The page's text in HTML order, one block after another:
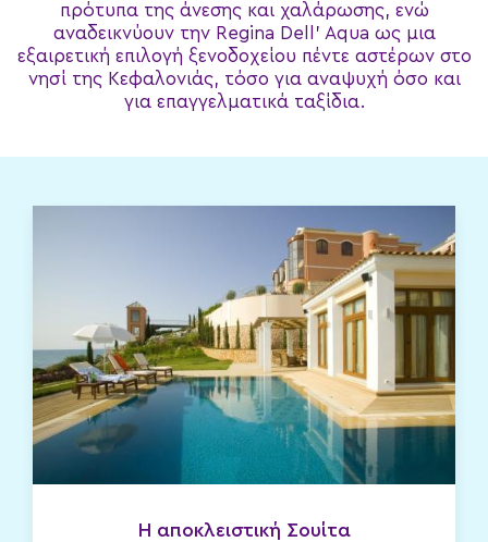
πρότυπα της άνεσης και χαλάρωσης, ενώ
αναδεικνύουν την Regina Dell’ Aqua ως μια
εξαιρετική επιλογή ξενοδοχείου πέντε αστέρων στο
νησί της Κεφαλονιάς, τόσο για αναψυχή όσο και
για επαγγελματικά ταξίδια.
Η αποκλειστική Σουίτα